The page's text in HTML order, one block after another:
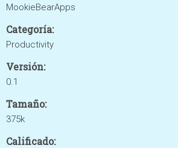
MookieBearApps
Categoría:
Productivity
Versión:
0.1
Tamaño:
375k
Calificado: